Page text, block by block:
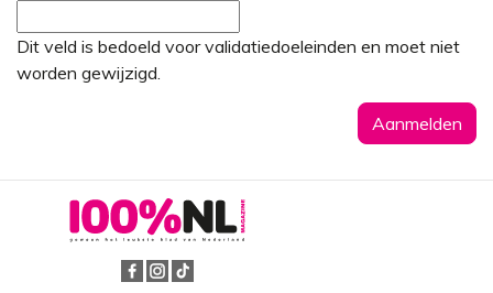
Dit veld is bedoeld voor validatiedoeleinden en moet niet
worden gewijzigd.